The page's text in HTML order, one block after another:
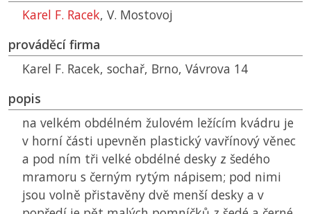
Karel F. Racek, V. Mostovoj
prováděcí firma
Karel F. Racek, sochař, Brno, Vávrova 14
popis
na velkém obdélném žulovém ležícím kvádru je
v horní části upevněn plastický vavřínový věnec
a pod ním tři velké obdélné desky z šedého
mramoru s černým rytým nápisem; pod nimi
jsou volně přistavěny dvě menší desky a v